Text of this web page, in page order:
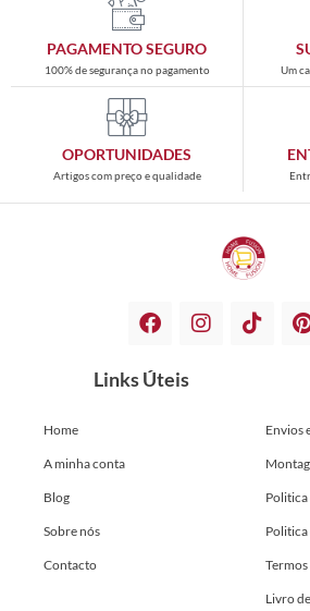
PAGAMENTO SEGURO
100% de segurança no pagamento Um
OPORTUNIDADES
Artigos com preço e qualidade
Links Úteis
Home
A minha conta
Blog
Sobre nós
Contacto
Envios
Politica
Livro